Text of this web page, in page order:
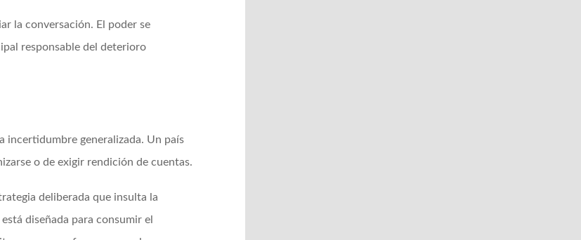
la conversación. El poder se
responsable del deterioro
incertidumbre generalizada. Un país
o de exigir rendición de cuentas.
deliberada que insulta la
diseñada para consumir el